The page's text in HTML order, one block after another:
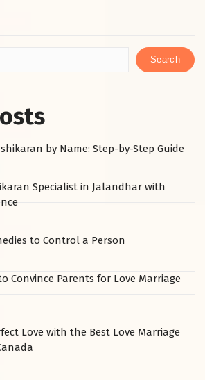
Search
by Name: Step-by-Step Guide
Specialist in Jalandhar with
to Control a Person
Convince Parents for Love Marriage
Love with the Best Love Marriage